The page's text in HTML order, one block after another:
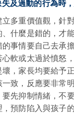
及過動的行為時
多重價值觀，針
什麼是錯的，才
事情要自己去承
軟或太過於憤怒
，家長均要給予
致，反應要非常
先抑制情緒，不
預防陷入與孩子